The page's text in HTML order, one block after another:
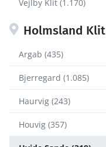
Vejlby Klit (1.170)
Holmsland Klit
Argab (435)
Bjerregard (1.085)
Haurvig (243)
Houvig (357)